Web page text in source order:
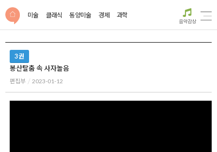
미술 클래식 동양미술 경제 과학
음악감상
3권
봉산탈춤 속 사자놀음
편집부 2023-01-12